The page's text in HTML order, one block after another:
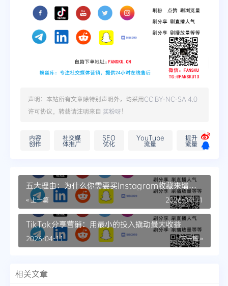
声明：本站所有文章除特别声明外，均采用CC BY-NC-SA 4.0
许可协议。转载请注明来自 买粉呀！
内容
创作
社交媒
体推广
SEO
优化
YouTube
流量
提升
流量
五大理由：为什么你需要买Instagram收藏来增长
账号
« 上一篇 2026-04-11
TikTok分享营销：用最小的投入撬动最大收益
下一篇 »
2026-04-11
相关文章